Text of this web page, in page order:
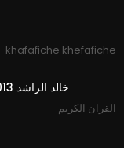
khafafiche khefafiche
القران الكريم